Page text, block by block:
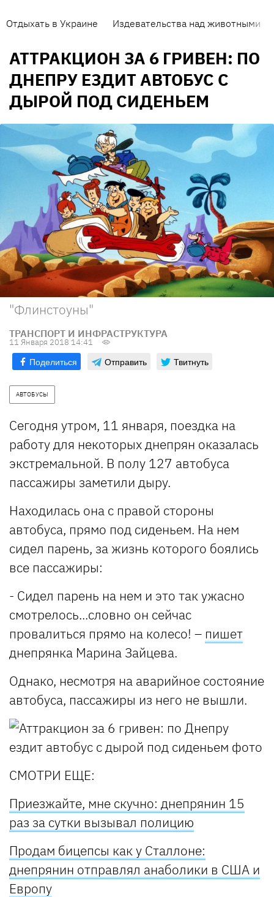
Отдыхать в Украине Издевательства над животными
АТТРАКЦИОН ЗА 6 ГРИВЕН: ПО
ДНЕПРУ ЕЗДИТ АВТОБУС С
ДЫРОЙ ПОД СИДЕНЬЕМ
"Флинстоуны"
ТРАНСПОРТ И ИНФРАСТРУКТУРА
11 Января 2018 14:41
Поделиться Отправить Твитнуть
АВТОБУСЫ
Сегодня утром, 11 января, поездка на
работу для некоторых днепрян оказалась
экстремальной. В полу 127 автобуса
пассажиры заметили дыру.
Находилась она с правой стороны
автобуса, прямо под сиденьем. На нем
сидел парень, за жизнь которого боялись
все пассажиры:
- Сидел парень на нем и это так ужасно
смотрелось...словно он сейчас
провалиться прямо на колесо! – пишет
днепрянка Марина Зайцева.
Однако, несмотря на аварийное состояние
автобуса, пассажиры из него не вышли.
СМОТРИ ЕЩЕ:
Приезжайте, мне скучно: днепрянин 15
раз за сутки вызывал полицию
Продам бицепсы как у Сталлоне:
днепрянин отправлял анаболики в США и
Европу